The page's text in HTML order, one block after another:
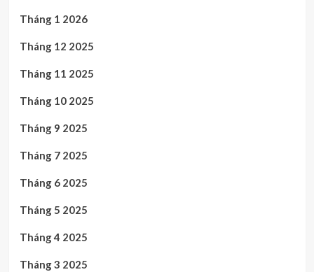
Tháng 1 2026
Tháng 12 2025
Tháng 11 2025
Tháng 10 2025
Tháng 9 2025
Tháng 7 2025
Tháng 6 2025
Tháng 5 2025
Tháng 4 2025
Tháng 3 2025